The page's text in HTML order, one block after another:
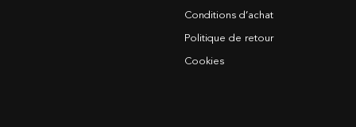
Conditions d’achat
Politique de retour
Cookies